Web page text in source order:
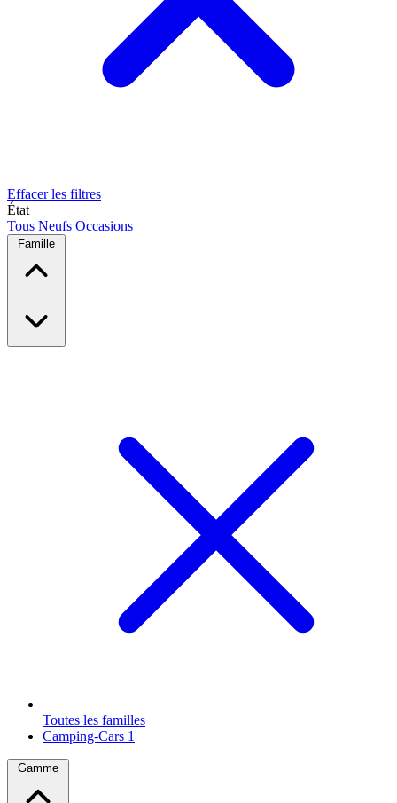
Effacer les filtres
État
Tous Neufs Occasions
Famille
Toutes les familles
Camping-Cars 1
Gamme